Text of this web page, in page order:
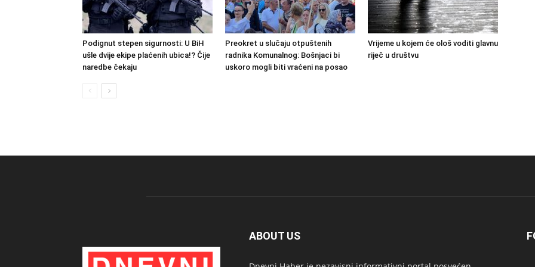
Podignut stepen sigurnosti: U BiH
ušle dvije ekipe plaćenih ubica!? Čije
naredbe čekaju
Preokret u slučaju otpuštenih
radnika Komunalnog: Bošnjaci bi
uskoro mogli biti vraćeni na posao
Vrijeme u kojem će ološ voditi glavnu
riječ u društvu
ABOUT US